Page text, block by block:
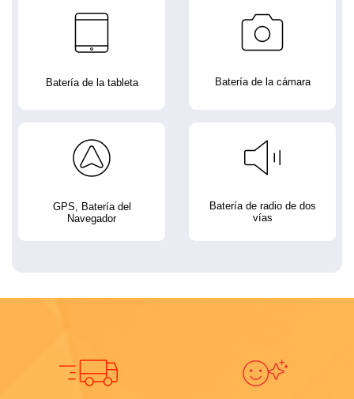
Batería de la tableta Batería de la cámara
GPS, Batería del
Navegador
Batería de radio de dos
vías